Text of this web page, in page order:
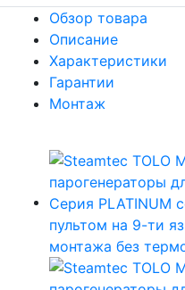
Обзор товара
Описание
Характеристики
Гарантии
Монтаж